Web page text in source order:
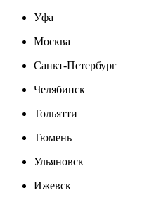
Уфа
Москва
Санкт-Петербург
Челябинск
Тольятти
Тюмень
Ульяновск
Ижевск